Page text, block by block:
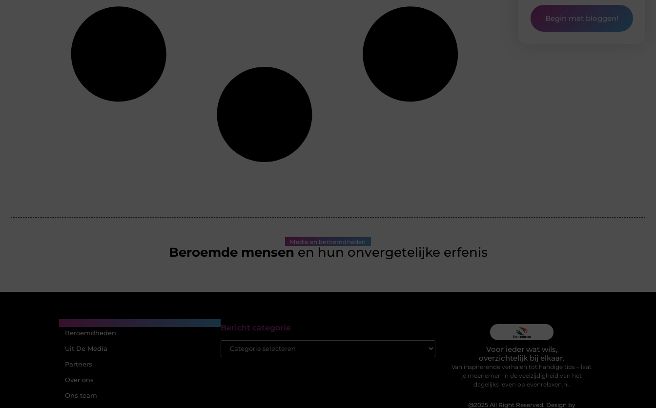
Begin met bloggen!
Media en beroemdheden
Beroemde mensen en hun onvergetelijke erfenis
Beroemdheden
Uit De Media
Partners
Over ons
Ons team
Bericht categorie
Voor ieder wat wils,
overzichtelijk bij elkaar.
Van inspirerende verhalen tot handige tips – laat
je meenemen in de veelzijdigheid van het
dagelijks leven op evenrelaxen.nl.
@2025 All Right Reserved. Design by